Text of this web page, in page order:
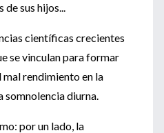
de sus hijos...
científicas crecientes
se vinculan para formar
rendimiento en la
somnolencia diurna.
por un lado, la